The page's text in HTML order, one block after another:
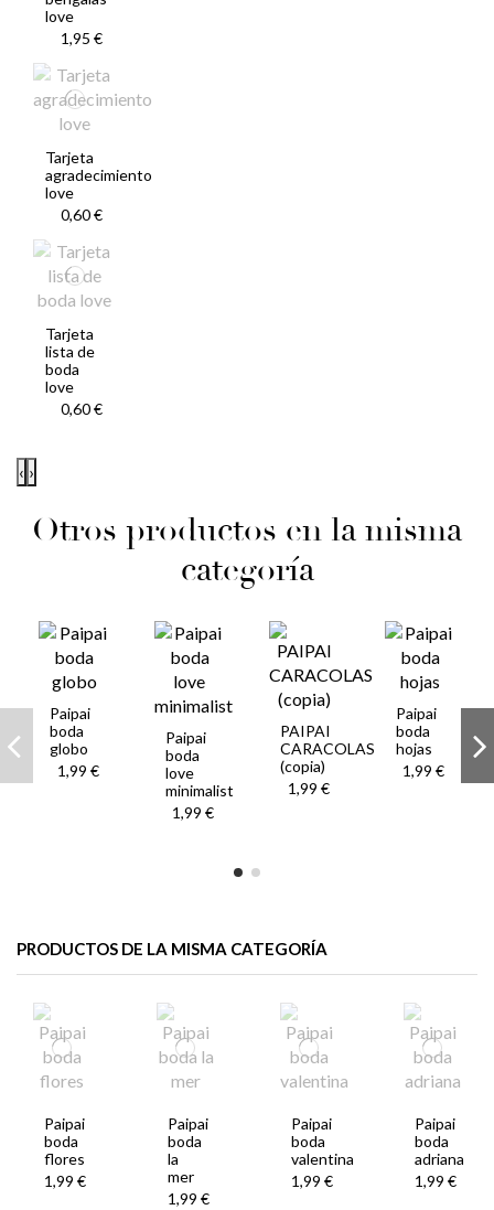
love
1,95 €
Tarjeta
agradecimiento
love
0,60 €
Tarjeta
lista de
boda
love
0,60 €
‹ ›
Otros productos en la misma
categoría
Paipai
boda
globo
1,99 €
Paipai
boda
love
minimalist
1,99 €
PAIPAI
CARACOLAS
(copia)
1,99 €
Paipai
boda
hojas
1,99 €
PRODUCTOS DE LA MISMA CATEGORÍA
Paipai
boda
flores
1,99 €
Paipai
boda
la
mer
1,99 €
Paipai
boda
valentina
1,99 €
Paipai
boda
adriana
1,99 €